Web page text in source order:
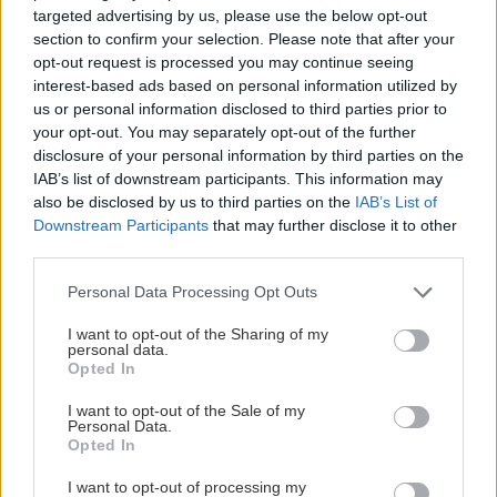
targeted advertising by us, please use the below opt-out
section to confirm your selection. Please note that after your
opt-out request is processed you may continue seeing
interest-based ads based on personal information utilized by
us or personal information disclosed to third parties prior to
your opt-out. You may separately opt-out of the further
disclosure of your personal information by third parties on the
IAB’s list of downstream participants. This information may
also be disclosed by us to third parties on the IAB’s List of
Downstream Participants that may further disclose it to other
Please note that this website/app uses one or more Google
not limited to your visit or usage behaviour. You may click to
grant or deny consent to Google and its third-party tags to
use your data for below specified purposes in below Google
consent section.
Personal Data Processing Opt Outs
I want to opt-out of the Sharing of my
personal data.
Opted In
I want to opt-out of the Sale of my
Personal Data.
Opted In
I want to opt-out of processing my
panašovanými listami,
ktoré dodajú vášmu
záhonu celosezónny
šmrnc
sucho a teplo? Tieto
vysaďte na miesta, na
ktoré slnko svieti celý
deň
Nemusí to byť len
levanduľa! 7 fialových
krások, ktoré rozžiaria
Môže aspirín zachrániť
ochabnuté izbové
CHALUPA